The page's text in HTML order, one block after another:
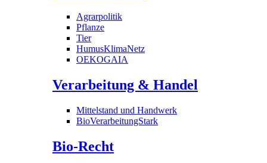
Agrarpolitik
Pflanze
Tier
HumusKlimaNetz
OEKOGAIA
Verarbeitung & Handel
Mittelstand und Handwerk
BioVerarbeitungStark
Bio-Recht